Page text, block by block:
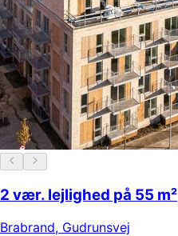
2 vær. lejlighed på 55 m²
Brabrand, Gudrunsvej